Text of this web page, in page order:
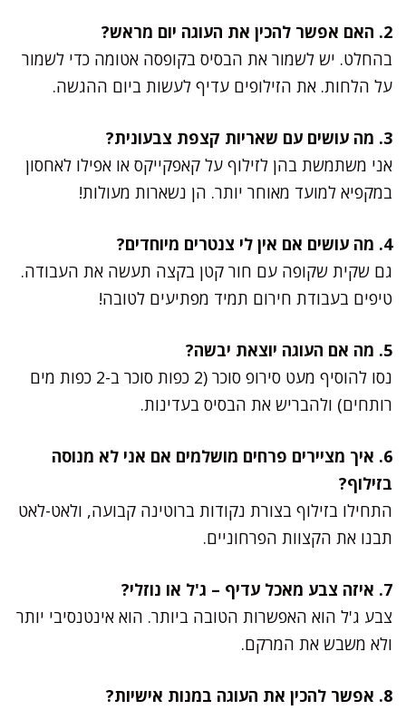
2. האם אפשר להכין את העוגה יום מראש?
בהחלט. יש לשמור את הבסיס בקופסה אטומה כדי לשמור
על הלחות. את הזילופים עדיף לעשות ביום ההגשה.
3. מה עושים עם שאריות קצפת צבעונית?
אני משתמשת בהן לזילוף על קאפקייקס או אפילו לאחסון
במקפיא למועד מאוחר יותר. הן נשארות מעולות!
4. מה עושים אם אין לי צנטרים מיוחדים?
גם שקית שקופה עם חור קטן בקצה תעשה את העבודה.
טיפים בעבודת חירום תמיד מפתיעים לטובה!
5. מה אם העוגה יוצאת יבשה?
נסו להוסיף מעט סירופ סוכר (2 כפות סוכר ב-2 כפות מים
רותחים) ולהבריש את הבסיס בעדינות.
6. איך מציירים פרחים מושלמים אם אני לא מנוסה
בזילוף?
התחילו בזילוף בצורת נקודות ברוטינה קבועה, ולאט-לאט
תבנו את הקצוות הפרחוניים.
7. איזה צבע מאכל עדיף – ג'ל או נוזלי?
צבע ג'ל הוא האפשרות הטובה ביותר. הוא אינטנסיבי יותר
ולא משבש את המרקם.
8. אפשר להכין את העוגה במנות אישיות?